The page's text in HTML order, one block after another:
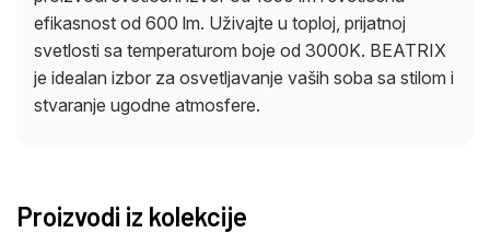
efikasnost od 600 lm. Uživajte u toploj, prijatnoj
svetlosti sa temperaturom boje od 3000K. BEATRIX
je idealan izbor za osvetljavanje vaših soba sa stilom i
stvaranje ugodne atmosfere.
Proizvodi iz kolekcije